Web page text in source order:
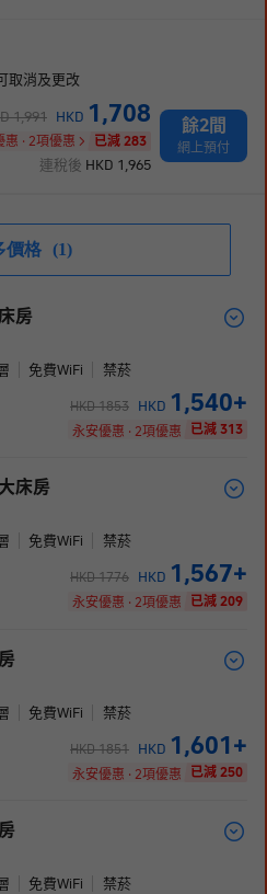
取消及更改
1,991 HKD 1,708
惠 · 2項優惠 已減 283
連稅後 HKD 1,965
餘2間
網上預付
價格 (1)
房
免費WiFi 禁菸
HKD1853 HKD 1,540+
永安優惠 · 2項優惠 已減 313
床房
免費WiFi 禁菸
HKD1776 HKD 1,567+
永安優惠 · 2項優惠 已減 209
免費WiFi 禁菸
HKD1851 HKD 1,601+
永安優惠 · 2項優惠 已減 250
免費WiFi 禁菸